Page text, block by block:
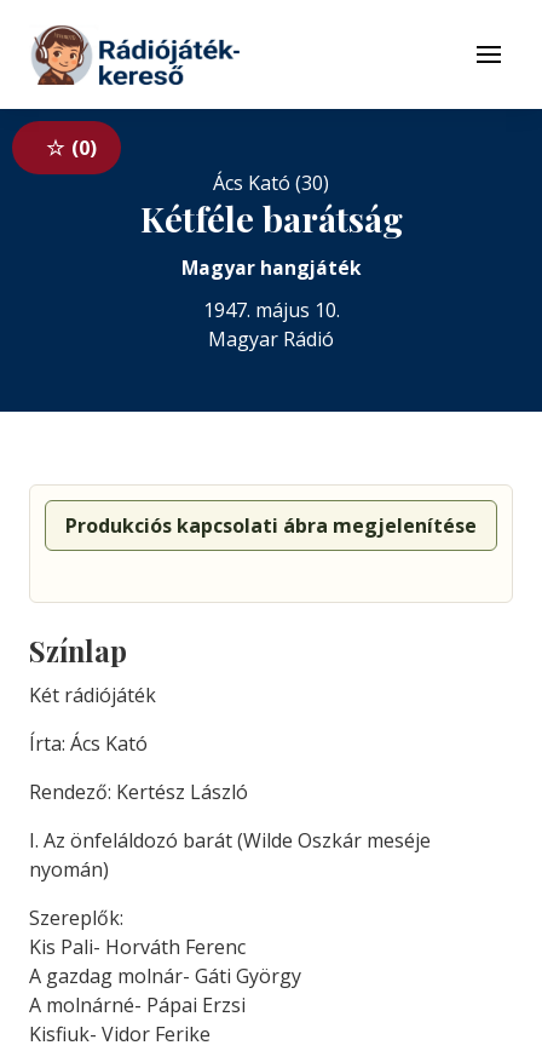
Tovább a tartalomhoz
Menü
0
Ács Kató (30)
Kétféle barátság
Magyar hangjáték
1947. május 10.
Magyar Rádió
Produkciós kapcsolati ábra megjelenítése
Színlap
Két rádiójáték
Írta: Ács Kató
Rendező: Kertész László
I. Az önfeláldozó barát (Wilde Oszkár meséje
nyomán)
Szereplők:
Kis Pali- Horváth Ferenc
A gazdag molnár- Gáti György
A molnárné- Pápai Erzsi
Kisfiuk- Vidor Ferike